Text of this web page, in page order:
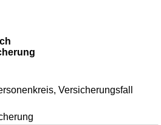
Versicherungsfall